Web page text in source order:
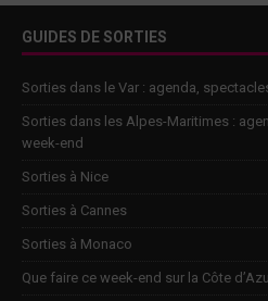
GUIDES DE SORTIES
Sorties dans le Var : agenda,
Sorties dans les Alpes-Maritimes :
week-end
Sorties à Nice
Sorties à Cannes
Sorties à Monaco
Que faire ce week-end sur la Côte